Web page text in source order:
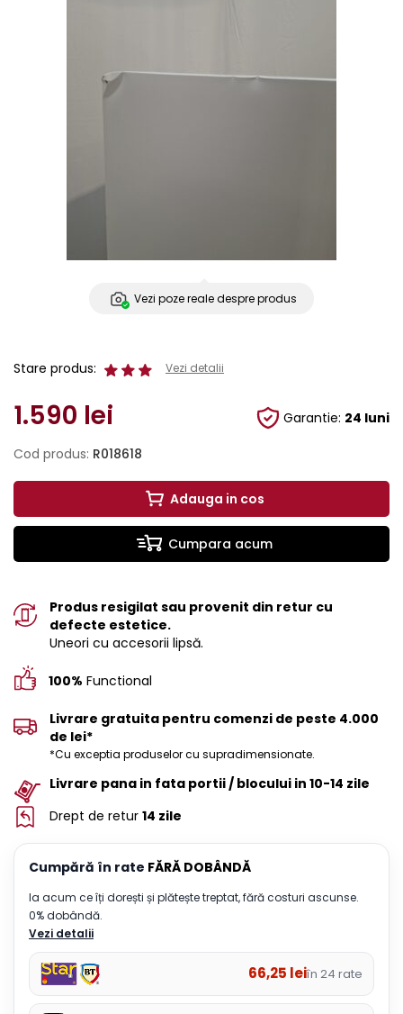
Vezi poze reale despre produs
Stare produs: Vezi detalii
1.590 lei Garantie: 24 luni
Cod produs: R018618
Adauga in cos
Cumpara acum
Produs resigilat sau provenit din retur cu
defecte estetice.
Uneori cu accesorii lipsă.
100% Functional
Livrare gratuita pentru comenzi de peste 4.000
de lei*
*Cu exceptia produselor cu supradimensionate.
Livrare pana in fata portii / blocului in 10-14 zile
Drept de retur 14 zile
Cumpără în rate FĂRĂ DOBÂNDĂ
Ia acum ce îți dorești și plătește treptat, fără costuri ascunse.
0% dobândă.
Vezi detalii
66,25 leiîn 24 rate